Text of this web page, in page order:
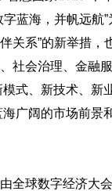
蓝海，并帆远航
关系”的新举措
社会治理、金融
式、新技术、新
广阔的市场前景
球数字经济大会